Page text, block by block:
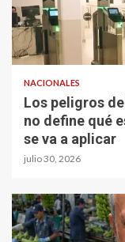
NACIONALES
Los peligros
no define qué
se va a aplicar
julio 30, 2026